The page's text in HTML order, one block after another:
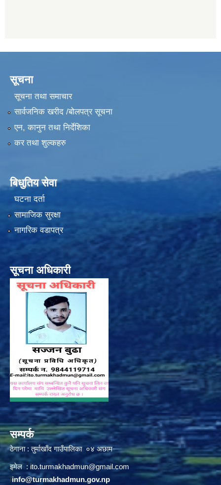
सूचना
सूचना तथा समाचार
सार्वजनिक खरीद /बोलपत्र सूचना
एन, कानुन तथा निर्देशिका
कर तथा शुल्कहरु
बिधुतिय सेवा
घटना दर्ता
सामाजिक सुरक्षा
नागरिक वडापत्र
सूचना अधिकारी
सम्पर्क
ठेगाना : तुर्माखाँद गाउँपालिका ०४ अछाम
इमेल : ito.turmakhadmun@gmail.com
/info@turmakhadmun.gov.np